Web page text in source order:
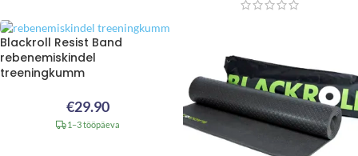
Blackroll Resist Band
rebenemiskindel
treeningkumm
€29.90
1–3 tööpäeva